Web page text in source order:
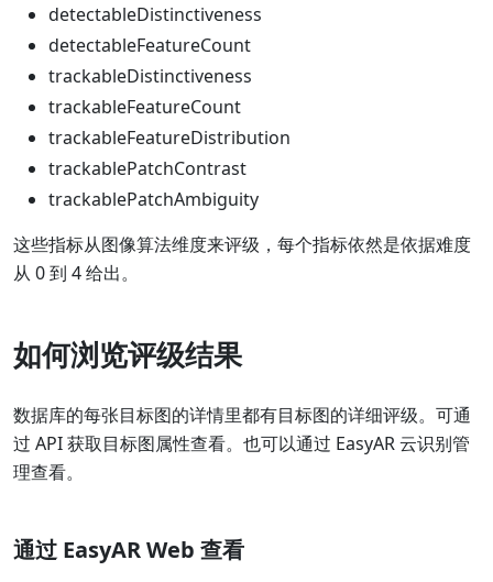
detectableDistinctiveness
detectableFeatureCount
trackableDistinctiveness
trackableFeatureCount
trackableFeatureDistribution
trackablePatchContrast
trackablePatchAmbiguity
这些指标从图像算法维度来评级，每个指标依然是依据难度
从 0 到 4 给出。
如何浏览评级结果
数据库的每张目标图的详情里都有目标图的详细评级。可通
过 API 获取目标图属性查看。也可以通过 EasyAR 云识别管
理查看。
通过 EasyAR Web 查看